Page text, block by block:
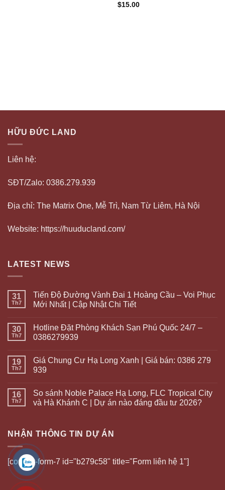
$15.00
HỮU ĐỨC LAND
Liên hệ:
SĐT/Zalo: 0386.279.939
Địa chỉ: The Matrix One, Mễ Trì, Nam Từ Liêm, Hà Nội
Website: https://huuducland.com/
LATEST NEWS
31
Th7
Tiến Độ Đường Vành Đai 1 Hoàng Cầu – Voi Phục
Mới Nhất | Cập Nhật Chi Tiết
30
Th7
Hotline Đặt Phòng Khách Sạn Phú Quốc 24/7 –
0386279939
19
Th7
Giá Chung Cư Hạ Long Xanh | Giá bán: 0386 279
939
16
Th7
So sánh Noble Palace Hạ Long, FLC Tropical City
và Hà Khánh C | Dự án nào đáng đầu tư 2026?
NHẬN THÔNG TIN DỰ ÁN
[contact-form-7 id="b279c58" title="Form liên hệ 1"]